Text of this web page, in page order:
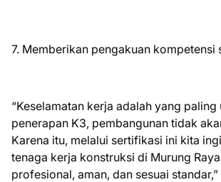
7. Memberikan pengakuan kompetensi
“Keselamatan kerja adalah yang paling
penerapan K3, pembangunan tidak
Karena itu, melalui sertifikasi ini kita
tenaga kerja konstruksi di Murung
profesional, aman, dan sesuai